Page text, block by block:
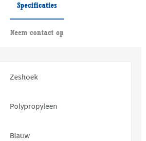
Specificaties
Neem contact op
Zeshoek
Polypropyleen
Blauw